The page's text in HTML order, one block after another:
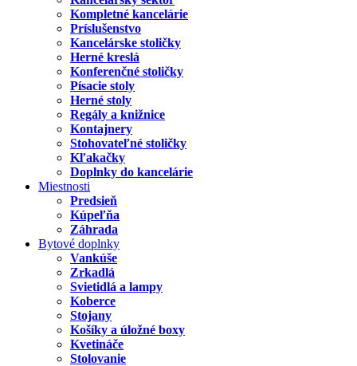
Kompletné kancelárie
Príslušenstvo
Kancelárske stoličky
Herné kreslá
Konferenčné stoličky
Písacie stoly
Herné stoly
Regály a knižnice
Kontajnery
Stohovateľné stoličky
Kľakačky
Doplnky do kancelárie
Miestnosti
Predsieň
Kúpeľňa
Záhrada
Bytové doplnky
Vankúše
Zrkadlá
Svietidlá a lampy
Koberce
Stojany
Košíky a úložné boxy
Kvetináče
Stolovanie